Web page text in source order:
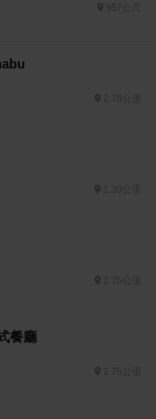
957公尺
2.75公里
餐廳
2.75公里